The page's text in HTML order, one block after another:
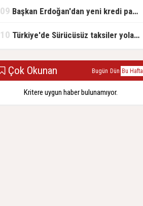
09 Başkan Erdoğan'dan yeni kredi paketi müjdesi: 6 ay geri ödemesiz, 36 ay vadeli
10 Türkiye'de Sürücüsüz taksiler yola çıkmaya hazırlanıyor
Çok Okunan Bugün Dün Bu Hafta
Kritere uygun haber bulunamıyor.